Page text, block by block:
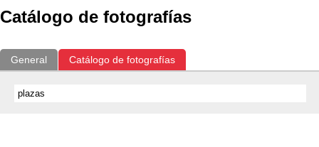
Catálogo de fotografías
General Catálogo de fotografías